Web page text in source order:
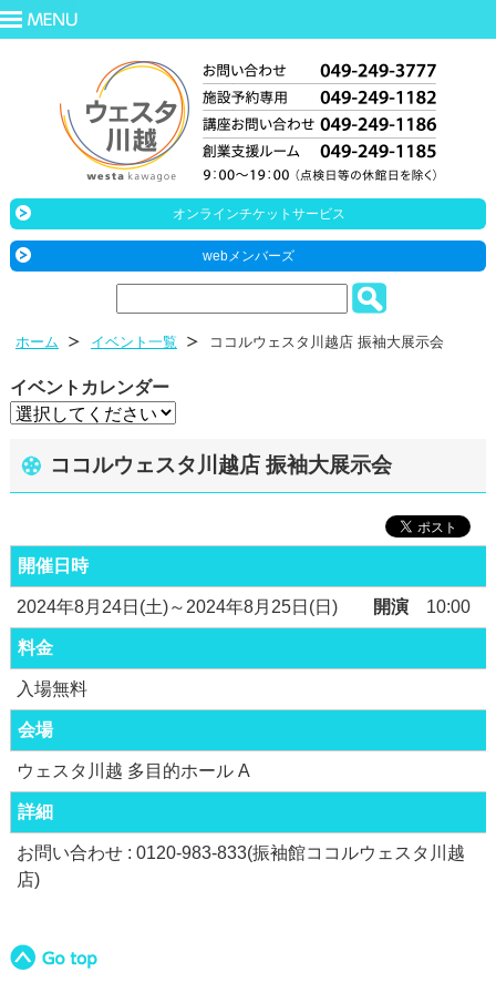
オンラインチケットサービス
webメンバーズ
ホーム イベント一覧 ココルウェスタ川越店 振袖大展示会
イベントカレンダー
ココルウェスタ川越店 振袖大展示会
開催日時
2024年8月24日(土)～2024年8月25日(日) 開演10:00
料金
入場無料
会場
ウェスタ川越 多目的ホール A
詳細
お問い合わせ : 0120-983-833(振袖館ココルウェスタ川越
店)